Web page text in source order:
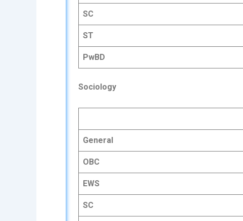
SC
ST
PwBD
Sociology
General
OBC
EWS
SC